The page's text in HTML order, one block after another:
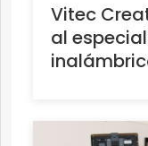
Vitec
al